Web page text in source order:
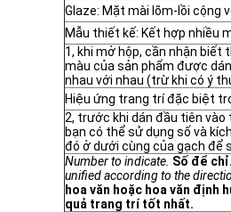
Glaze: Mặt mài lõm-lồi cộng
Mẫu thiết kế: Kết hợp nhiều
1, khi mở hộp, cần nhận biết
màu của sản phẩm được
nhau với nhau (trừ khi có ý
Hiệu ứng trang trí đặc biệt
2, trước khi dán đầu tiên
bạn có thể sử dụng số và
đó ở dưới cùng của gạch để
Number to indicate. Số để chỉ.
unified according to the
hoa văn hoặc hoa văn định
quả trang trí tốt nhất.